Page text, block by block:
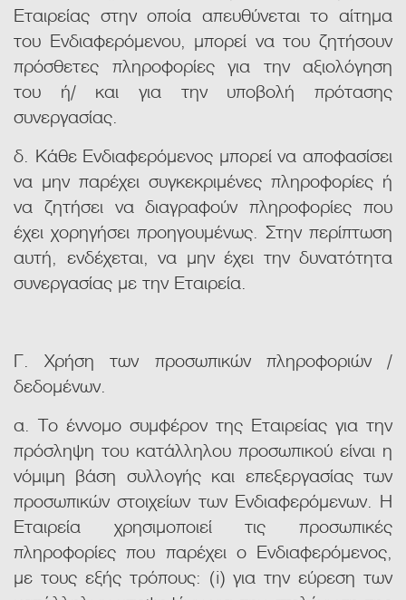
Εταιρείας στην οποία απευθύνεται το αίτημα
του Ενδιαφερόμενου, μπορεί να του ζητήσουν
πρόσθετες πληροφορίες για την αξιολόγηση
του ή/ και για την υποβολή πρότασης
συνεργασίας.
δ. Κάθε Ενδιαφερόμενος μπορεί να αποφασίσει
να μην παρέχει συγκεκριμένες πληροφορίες ή
να ζητήσει να διαγραφούν πληροφορίες που
έχει χορηγήσει προηγουμένως. Στην περίπτωση
αυτή, ενδέχεται, να μην έχει την δυνατότητα
συνεργασίας με την Εταιρεία.
Γ. Χρήση των προσωπικών πληροφοριών /
δεδομένων.
α. Το έννομο συμφέρον της Εταιρείας για την
πρόσληψη του κατάλληλου προσωπικού είναι η
νόμιμη βάση συλλογής και επεξεργασίας των
προσωπικών στοιχείων των Ενδιαφερόμενων. Η
Εταιρεία χρησιμοποιεί τις προσωπικές
πληροφορίες που παρέχει ο Ενδιαφερόμενος,
με τους εξής τρόπους: (i) για την εύρεση των